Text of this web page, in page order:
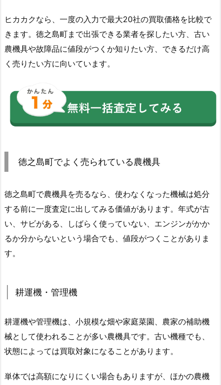
ヒカカクなら、一度の入力で最大20社の買取価格を比較で
きます。徳之島町まで出張できる業者を探したい方、古い
農機具や故障品に値段がつくか知りたい方、できるだけ高
く売りたい方に向いています。
徳之島町でよく売られている農機具
徳之島町で農機具を売るなら、使わなくなった機械は処分
する前に一度査定に出してみる価値があります。年式が古
い、サビがある、しばらく使っていない、エンジンがかか
るか分からないという場合でも、値段がつくことがありま
す。
耕運機・管理機
耕運機や管理機は、小規模な畑や家庭菜園、農家の補助機
械として使われることが多い農機具です。古い機種でも、
状態によっては買取対象になることがあります。
単体では高額になりにくい場合もありますが、ほかの農機